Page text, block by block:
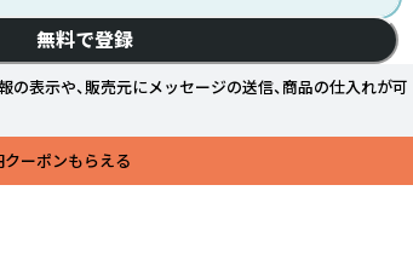
無料で登録
の表示や、販売元にメッセージの送信、商品の仕入れが可
クーポンもらえる